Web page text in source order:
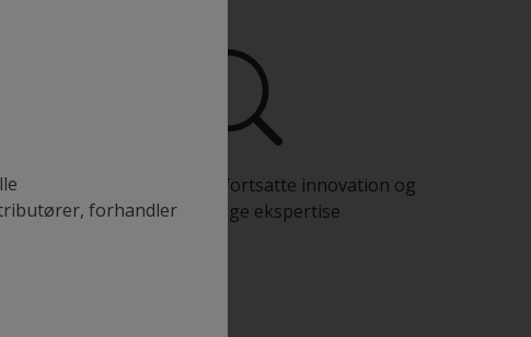
forhandler
Drag fordel af vores fortsatte innovation og
videnskabelige ekspertise